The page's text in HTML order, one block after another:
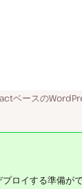
ベースの
ロイする準備がで